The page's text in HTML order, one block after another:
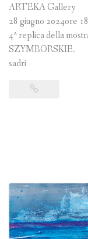
ARTEKA Gallery
28 giugno 2024ore
4^ replica della
SZYMBORSKIE.
sadri